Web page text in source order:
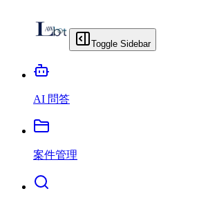
Toggle Sidebar
AI 問答
案件管理